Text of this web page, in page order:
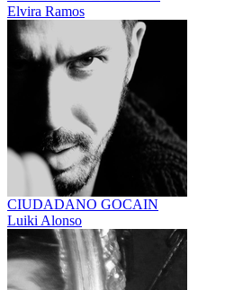
Elvira Ramos
CIUDADANO GOCAIN
Luiki Alonso